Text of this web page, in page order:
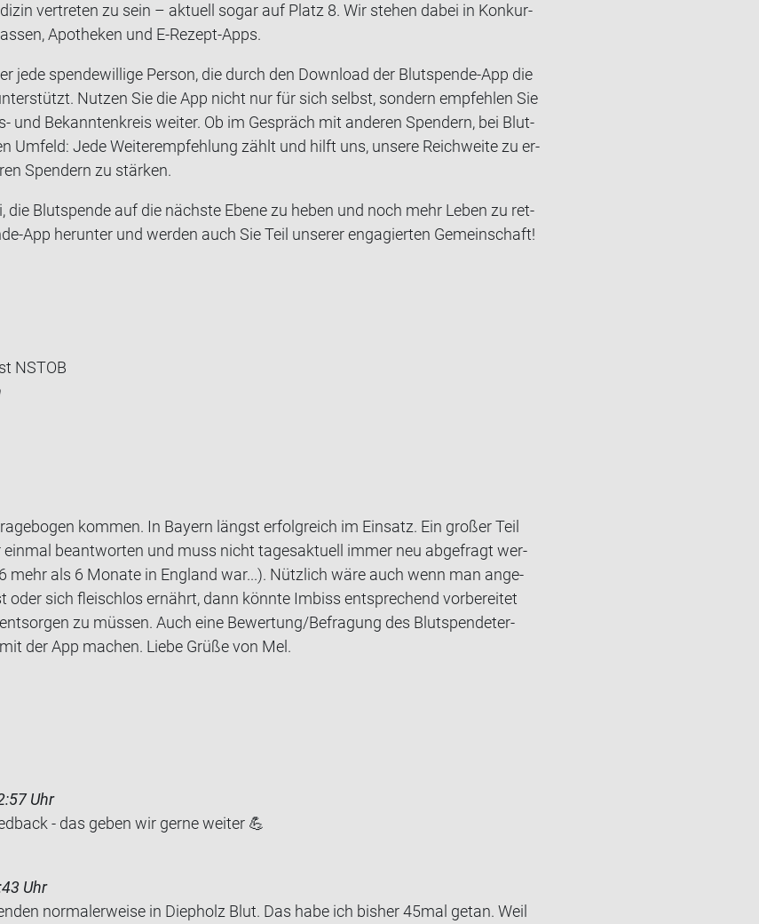
ver­tre­ten zu sein – ak­tu­ell sogar auf Platz 8. Wir ste­hen dabei in Kon­kur­
Apo­the­ken und E-​Rezept-Apps.
jede spen­de­wil­li­ge Per­son, die durch den Down­load der Blutspende-​App die
Nut­zen Sie die App nicht nur für sich selbst, son­dern emp­feh­len Sie
und Be­kann­ten­kreis wei­ter. Ob im Ge­spräch mit an­de­ren Spen­dern, bei Blut­
Um­feld: Jede Wei­ter­emp­feh­lung zählt und hilft uns, un­se­re Reich­wei­te zu er­
Spen­dern zu stär­ken.
die Blut­spen­de auf die nächs­te Ebene zu heben und noch mehr Leben zu ret­
​App her­un­ter und wer­den auch Sie Teil un­se­rer en­ga­gier­ten Ge­mein­schaft!
NSTOB
kom­men. In Bay­ern längst er­folg­reich im Ein­satz. Ein gro­ßer Teil
ein­mal be­ant­wor­ten und muss nicht ta­ges­ak­tu­ell immer neu ab­ge­fragt wer­
mehr als 6 Mo­na­te in Eng­land war...). Nütz­lich wäre auch wenn man an­ge­
oder sich fleisch­los er­nährt, dann könn­te Im­biss ent­spre­chend vor­be­rei­tet
zu müs­sen. Auch eine Be­wer­tung/Be­fra­gung des Blut­spen­de­ter­
der App ma­chen. Liebe Grüße von Mel.
Uhr
- das geben wir gerne weiter 💪
Uhr
nor­ma­ler­wei­se in Diep­holz Blut. Das habe ich bis­her 45mal getan. Weil